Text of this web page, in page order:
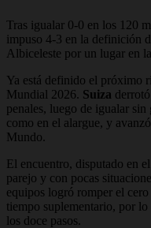
Tras igualar 0-0 en los 120
impuso 4-3 en la definición
Albiceleste por un lugar en
Ya está definido el próximo
Mundial 2026. Suiza
penales, luego de igualar
como en el alargue, y
Mundo.
El encuentro, disputado en
parejo y con pocas
equipos logró romper el
tiempo suplementario, por
los doce pasos.